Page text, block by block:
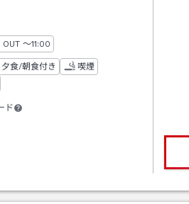
ン
OUT チェックアウト
～11:00
夕食/朝食付き
喫煙
ド